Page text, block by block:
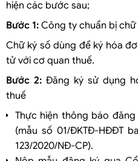
hiện các bước sau;
Bước 1: Công ty chuẩn bị
Chữ ký số dùng để ký hóa
tử với cơ quan thuế.
Bước 2: Đăng ký sử dụng
thuế
Thực hiện thông báo
(mẫu số 01/ĐKTĐ-HĐĐT
123/2020/NĐ-CP).